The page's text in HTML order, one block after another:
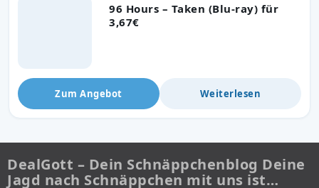
96 Hours – Taken (Blu-ray) für
3,67€
Zum Angebot Weiterlesen
DealGott – Dein Schnäppchenblog Deine
Jagd nach Schnäppchen mit uns ist…